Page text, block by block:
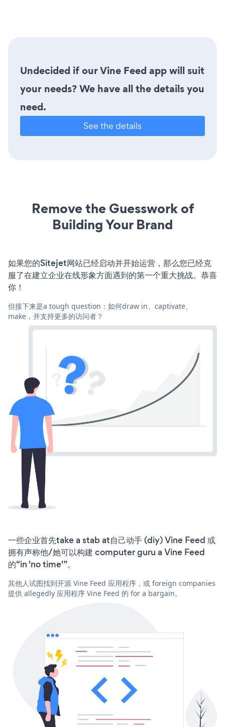
Undecided if our Vine Feed app will suit
your needs? We have all the details you
need.
See the details
Remove the Guesswork of
Building Your Brand
如果您的Sitejet网站已经启动并开始运营，那么您已经克
服了在建立企业在线形象方面遇到的第一个重大挑战。恭喜
你！
但接下来是a tough question：如何draw in、captivate、
make，并支持更多的访问者？
一些企业首先take a stab at自己动手 (diy) Vine Feed 或
拥有声称他/她可以构建 computer guru a Vine Feed
的“in 'no time'”。
其他人试图找到开源 Vine Feed 应用程序，或 foreign companies
提供 allegedly 应用程序 Vine Feed 的 for a bargain。